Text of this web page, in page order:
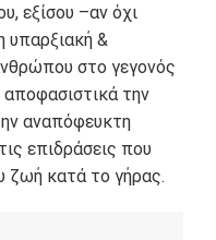
εξίσου –αν όχι
υπαρξιακή &
στο γεγονός
την
αναπόφευκτη
επιδράσεις που
ζωή κατά το γήρας.